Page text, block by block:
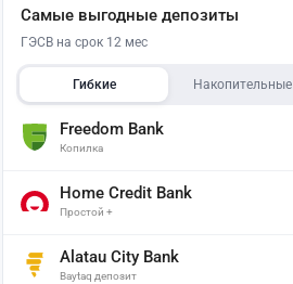
Самые выгодные депозиты
ГЭСВ на срок 12 мес
Гибкие Накопительные
Freedom Bank
Копилка
Home Credit Bank
Простой +
Alatau City Bank
Baytaq депозит